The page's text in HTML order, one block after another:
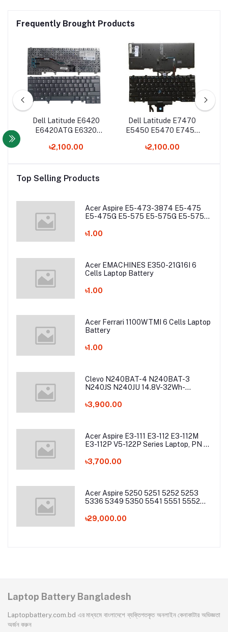
Frequently Brought Products
Dell Latitude E6420
E6420ATG E6320
Keyboard
৳2,100.00
Dell Latitude E7470
E5450 E5470 E7450
Keyboard
৳2,100.00
Top Selling Products
Acer Aspire E5-473-3874 E5-475
E5-475G E5-575 E5-575G E5-575T
Battery
৳1.00
Acer EMACHINES E350-21G16I 6
Cells Laptop Battery
৳1.00
Acer Ferrari 1100WTMI 6 Cells Laptop
Battery
৳1.00
Clevo N240BAT-4 N240BAT-3
N240JS N240JU 14.8V-32Wh-
৳3,900.00
Acer Aspire E3-111 E3-112 E3-112M
E3-112P V5-122P Series Laptop, PN -
৳3,700.00
Acer Aspire 5250 5251 5252 5253
5336 5349 5350 5541 5551 5552
5745 5749 5750 5755 5760 7251
৳29,000.00
Laptop Battery Bangladesh
Laptopbattery.com.bd এর মাধ্যমে বাংলাদেশে ব্যক্তিগতকৃত অনলাইন কেনাকাটার অভিজ্ঞতা
অর্জন করুন